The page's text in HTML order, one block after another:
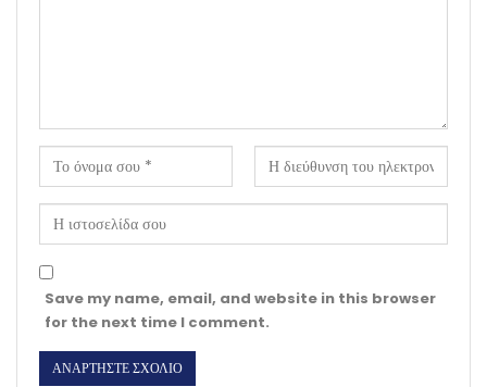
Save my name, email, and website in this browser
for the next time I comment.